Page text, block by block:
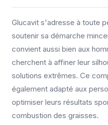
Glucavit s'adresse à toute
soutenir sa démarche
convient aussi bien aux
cherchent à affiner leur
solutions extrêmes. Ce
également adapté aux
optimiser leurs résultats
combustion des graisses.